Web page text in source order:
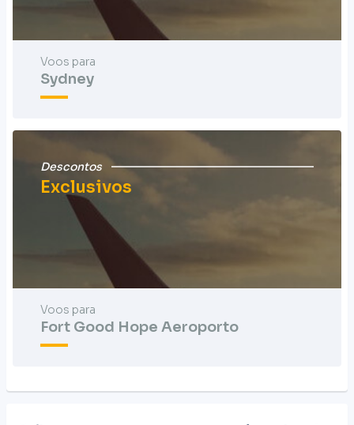
Voos para
Sydney
Descontos
Exclusivos
Voos para
Fort Good Hope Aeroporto